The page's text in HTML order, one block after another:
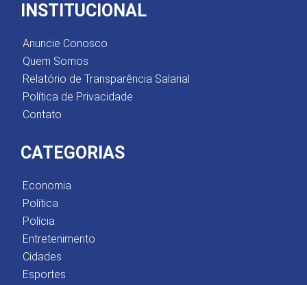
INSTITUCIONAL
Anuncie Conosco
Quem Somos
Relatório de Transparência Salarial
Política de Privacidade
Contato
CATEGORIAS
Economia
Política
Polícia
Entretenimento
Cidades
Esportes